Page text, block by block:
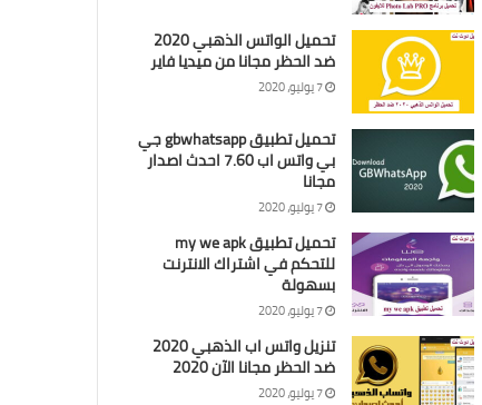
تحميل الواتس الذهبي 2020
ضد الحظر مجانا من ميديا فاير
7 يوليو، 2020
تحميل تطبيق gbwhatsapp جي
بي واتس اب 7.60 احدث اصدار
مجانا
7 يوليو، 2020
تحميل تطبيق my we apk
للتحكم في اشتراك الانترنت
بسهولة
7 يوليو، 2020
تنزيل واتس اب الذهبي 2020
ضد الحظر مجانا الآن 2020
7 يوليو، 2020